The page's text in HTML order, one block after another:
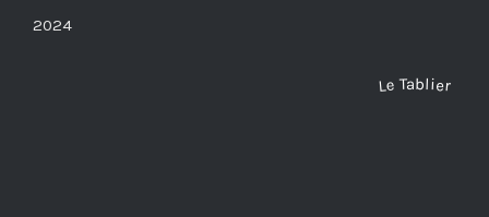
2024
Le Tablier